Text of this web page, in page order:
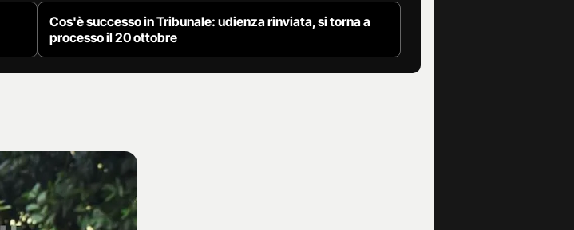
Cos'è successo in Tribunale: udienza rinviata, si torna a
processo il 20 ottobre